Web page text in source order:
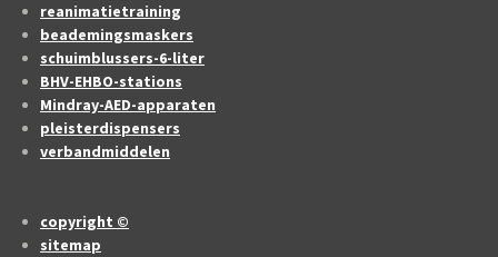
reanimatietraining
beademingsmaskers
schuimblussers-6-liter
BHV-EHBO-stations
Mindray-AED-apparaten
pleisterdispensers
verbandmiddelen
copyright ©
sitemap